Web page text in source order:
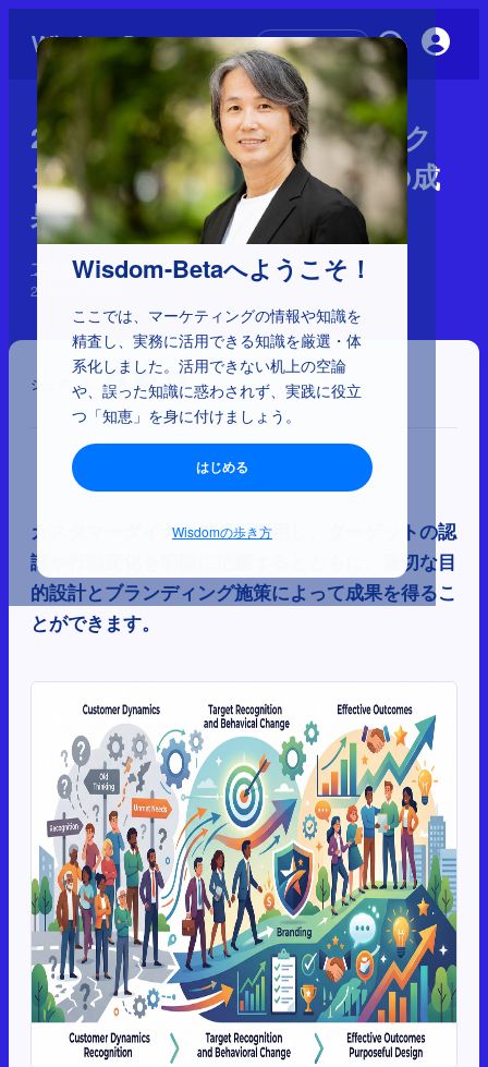
Wisdom-Betaへようこそ！
ここでは、マーケティングの情報や知識を
精査し、実務に活用できる知識を厳選・体
系化しました。活用できない机上の空論
や、誤った知識に惑わされず、実践に役立
つ「知恵」を身に付けましょう。
はじめる
Wisdomの歩き方
初めての方へ
2-5-19：カスタマーダイナミク
スで捉えるブランディングの成
果
ブランディングの誤解
2026年4月30日
シェア
カスタマーダイナミクスを活用し、ターゲットの認
識や行動変化を明確に把握するとともに、適切な目
的設計とブランディング施策によって成果を得るこ
とができます。